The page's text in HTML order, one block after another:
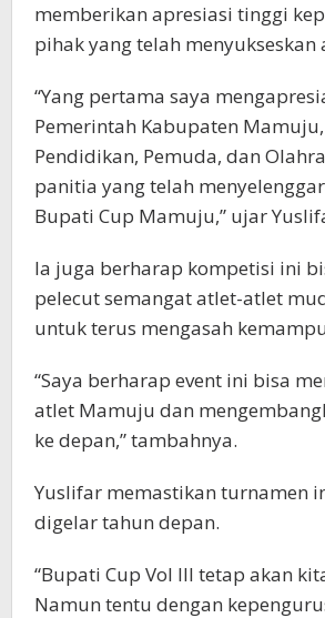
memberikan apresiasi tinggi
pihak yang telah menyukseskan
“Yang pertama saya
Pemerintah Kabupaten
Pendidikan, Pemuda, dan
panitia yang telah
Bupati Cup Mamuju,” ujar
Ia juga berharap kompetisi ini
pelecut semangat atlet-atlet
untuk terus mengasah
“Saya berharap event ini bisa
atlet Mamuju dan
ke depan,” tambahnya.
Yuslifar memastikan turnamen
digelar tahun depan.
“Bupati Cup Vol III tetap akan
Namun tentu dengan